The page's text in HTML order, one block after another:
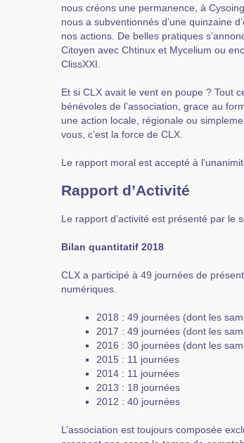
nous créons une permanence, à
nous a subventionnés d’une quinzaine
nos actions. De belles pratiques
Citoyen avec Chtinux et Mycelium ou
ClissXXI.
Et si CLX avait le vent en poupe ? Tout
bénévoles de l’association, grace au
une action locale, régionale ou
vous, c’est la force de CLX.
Le rapport moral est accepté à
Rapport d’Activité
Le rapport d’activité est présenté par le
Bilan quantitatif 2018
CLX a participé à 49 journées de
numériques.
2018 : 49 journées (dont les
2017 : 49 journées (dont les
2016 : 30 journées (dont les
2015 : 11 journées
2014 : 11 journées
2013 : 18 journées
2012 : 40 journées
L’association est toujours composée